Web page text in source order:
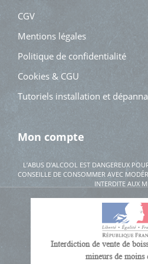
CGV
Mentions légales
Politique de confidentialité
Cookies & CGU
Tutoriels installation et
Mon compte
L’ABUS D'ALCOOL EST DANGEREUX
CONSEILLE DE CONSOMMER AVEC
INTERDITE AUX
Interdiction de vente de
mineurs de moins